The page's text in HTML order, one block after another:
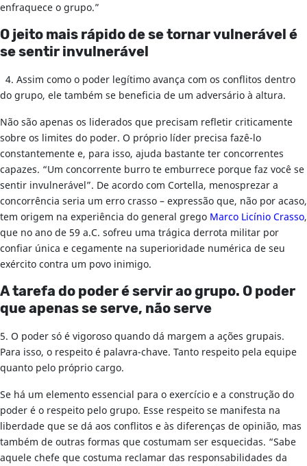
enfraquece o grupo.”
O jeito mais rápido de se tornar vulnerável é
se sentir invulnerável
4. Assim como o poder legítimo avança com os conflitos dentro
do grupo, ele também se beneficia de um adversário à altura.
Não são apenas os liderados que precisam refletir criticamente
sobre os limites do poder. O próprio líder precisa fazê-lo
constantemente e, para isso, ajuda bastante ter concorrentes
capazes. “Um concorrente burro te emburrece porque faz você se
sentir invulnerável”. De acordo com Cortella, menosprezar a
concorrência seria um erro crasso – expressão que, não por acaso,
tem origem na experiência do general grego Marco Licínio Crasso,
que no ano de 59 a.C. sofreu uma trágica derrota militar por
confiar única e cegamente na superioridade numérica de seu
exército contra um povo inimigo.
A tarefa do poder é servir ao grupo. O poder
que apenas se serve, não serve
5. O poder só é vigoroso quando dá margem a ações grupais.
Para isso, o respeito é palavra-chave. Tanto respeito pela equipe
quanto pelo próprio cargo.
Se há um elemento essencial para o exercício e a construção do
poder é o respeito pelo grupo. Esse respeito se manifesta na
liberdade que se dá aos conflitos e às diferenças de opinião, mas
também de outras formas que costumam ser esquecidas. “Sabe
aquele chefe que costuma reclamar das responsabilidades da